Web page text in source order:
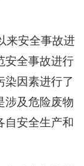
来安全事故进
安全事故进行
染因素进行了
涉及危险废物
自安全生产和